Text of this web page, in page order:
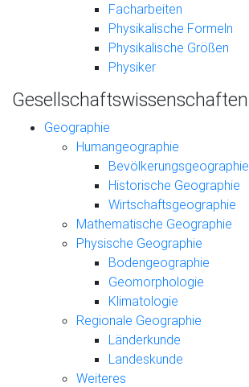
Facharbeiten
Physikalische Formeln
Physikalische Größen
Physiker
Gesellschaftswissenschaften
Geographie
Humangeographie
Bevölkerungsgeographie
Historische Geographie
Wirtschaftsgeographie
Mathematische Geographie
Physische Geographie
Bodengeographie
Geomorphologie
Klimatologie
Regionale Geographie
Länderkunde
Landeskunde
Weiteres